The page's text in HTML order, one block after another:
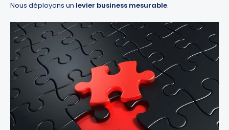
Nous déployons un levier business mesurable.